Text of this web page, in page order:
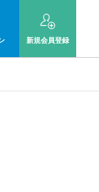
新規会員登録